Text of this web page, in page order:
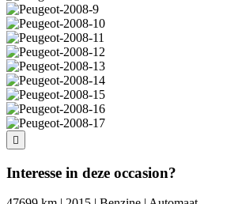
Interesse in deze occasion?